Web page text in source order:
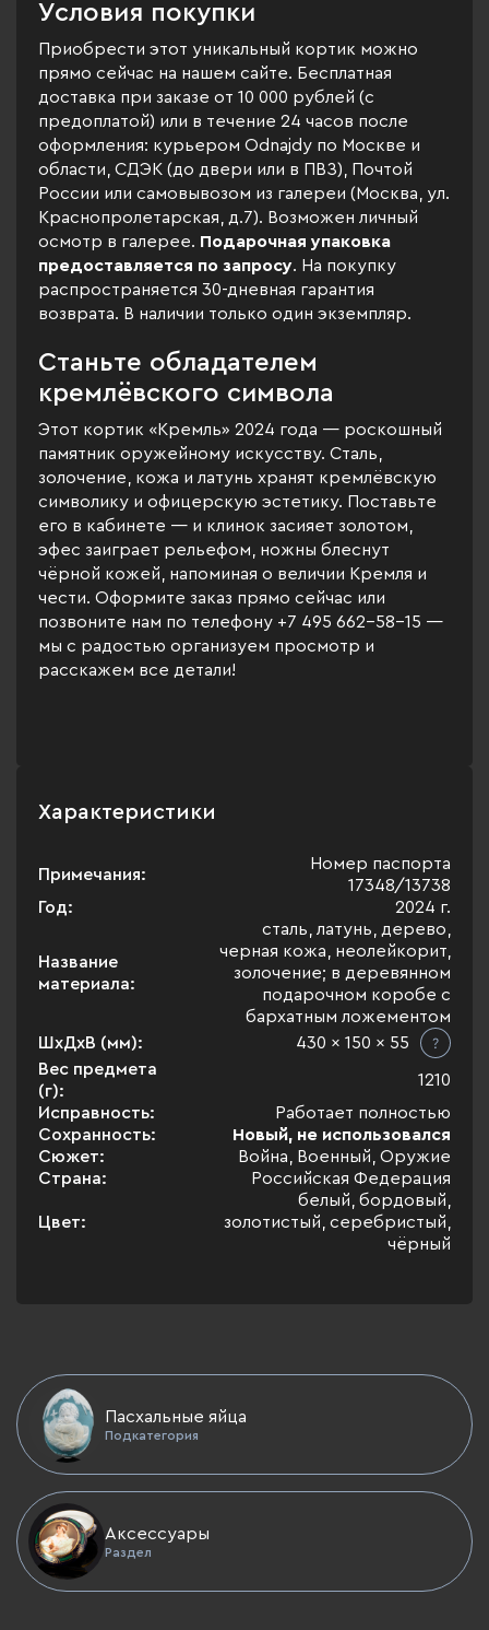
Условия покупки
Приобрести этот уникальный кортик можно
прямо сейчас на нашем сайте. Бесплатная
доставка при заказе от 10 000 рублей (с
предоплатой) или в течение 24 часов после
оформления: курьером Odnajdy по Москве и
области, СДЭК (до двери или в ПВЗ), Почтой
России или самовывозом из галереи (Москва, ул.
Краснопролетарская, д.7). Возможен личный
осмотр в галерее. Подарочная упаковка
предоставляется по запросу. На покупку
распространяется 30-дневная гарантия
возврата. В наличии только один экземпляр.
Станьте обладателем
кремлёвского символа
Этот кортик «Кремль» 2024 года — роскошный
памятник оружейному искусству. Сталь,
золочение, кожа и латунь хранят кремлёвскую
символику и офицерскую эстетику. Поставьте
его в кабинете — и клинок засияет золотом,
эфес заиграет рельефом, ножны блеснут
чёрной кожей, напоминая о величии Кремля и
чести. Оформите заказ прямо сейчас или
позвоните нам по телефону +7 495 662-58-15 —
мы с радостью организуем просмотр и
расскажем все детали!
Характеристики
Примечания:
Номер паспорта
17348/13738
Год:
2024 г.
Название
материала:
сталь, латунь, дерево,
черная кожа, неолейкорит,
золочение; в деревянном
подарочном коробе с
бархатным ложементом
ШхДхВ (мм):
430 x 150 x 55
Вес предмета
(г):
1210
Исправность:
Работает полностью
Сохранность:
Новый, не использовался
Сюжет:
Война, Военный, Оружие
Страна:
Российская Федерация
Цвет:
белый, бордовый,
золотистый, серебристый,
чёрный
Пасхальные яйца
Подкатегория
Аксессуары
Раздел